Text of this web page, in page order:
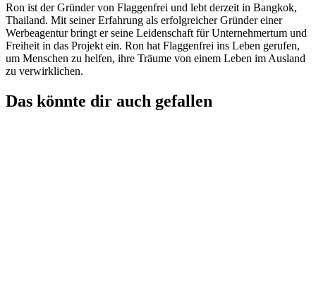
Ron ist der Gründer von Flaggenfrei und lebt derzeit in Bangkok,
Thailand. Mit seiner Erfahrung als erfolgreicher Gründer einer
Werbeagentur bringt er seine Leidenschaft für Unternehmertum und
Freiheit in das Projekt ein. Ron hat Flaggenfrei ins Leben gerufen,
um Menschen zu helfen, ihre Träume von einem Leben im Ausland
zu verwirklichen.
Das könnte dir auch gefallen